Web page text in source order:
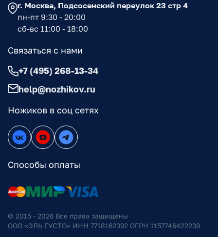
Ножиков в соц сетях
Способы оплаты
г. Москва, Подсосенский переулок 23 стр 4
пн-пт 9:30 - 20:00
сб-вс 11:00 - 18:00
Связаться с нами
+7 (495) 268-13-34
help@nozhikov.ru
© 2015 - 2026 Все права защищены
ООО «ЭЛЬ ГУСТО» ИНН 7718162392 ОГРН 1157746422239